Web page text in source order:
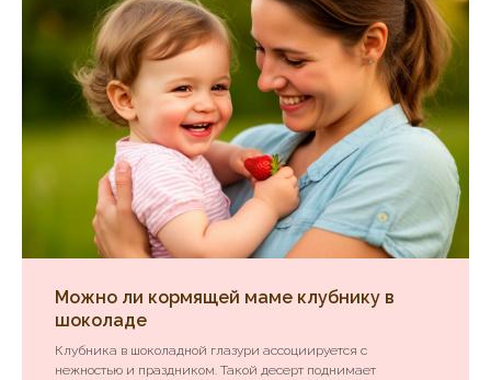
Можно ли кормящей маме клубнику в
шоколаде
Клубника в шоколадной глазури ассоциируется с
нежностью и праздником. Такой десерт поднимает